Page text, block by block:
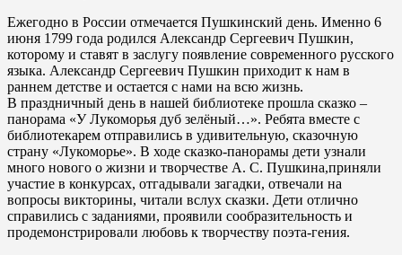
Ежегодно в России отмечается Пушкинский день. Именно 6
июня 1799 года родился Александр Сергеевич Пушкин,
которому и ставят в заслугу появление современного русского
языка. Александр Сергеевич Пушкин приходит к нам в
раннем детстве и остается с нами на всю жизнь.
В праздничный день в нашей библиотеке прошла сказко –
панорама «У Лукоморья дуб зелёный…». Ребята вместе с
библиотекарем отправились в удивительную, сказочную
страну «Лукоморье». В ходе сказко-панорамы дети узнали
много нового о жизни и творчестве А. С. Пушкина,приняли
участие в конкурсах, отгадывали загадки, отвечали на
вопросы викторины, читали вслух сказки. Дети отлично
справились с заданиями, проявили сообразительность и
продемонстрировали любовь к творчеству поэта-гения.